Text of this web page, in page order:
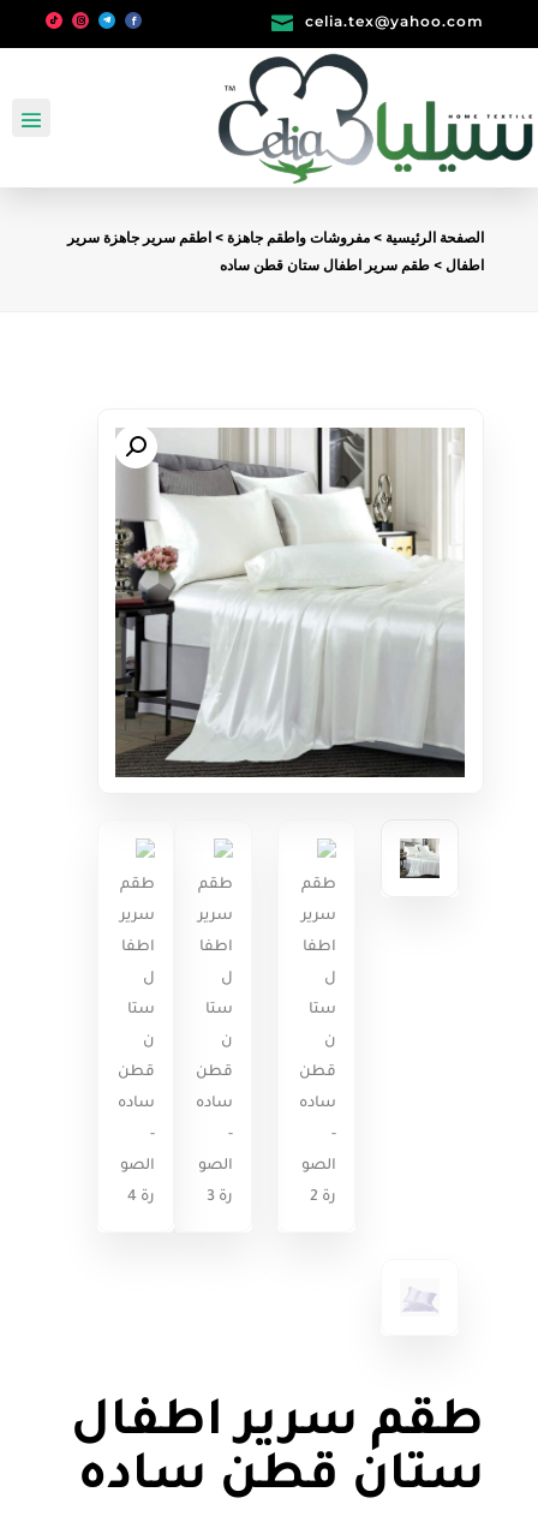
 celia.tex@yahoo.com
الصفحة الرئيسية > مفروشات واطقم جاهزة> اطقم سرير جاهزة سرير
اطفال > طقم سرير اطفال ستان قطن ساده
طقم سرير اطفال
ستان قطن ساده